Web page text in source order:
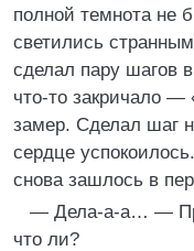
полной темнота не
светились
сделал пару шагов
что-то закричало
замер. Сделал шаг
сердце
снова зашлось в
— Дела-а-а… —
что ли?